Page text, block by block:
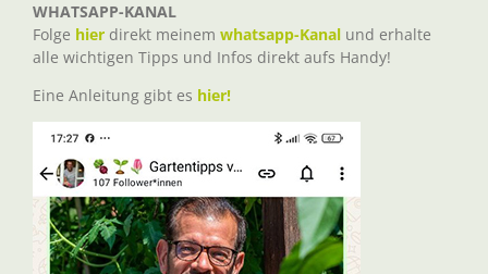
WHATSAPP-KANAL
Folge hier direkt meinem whatsapp-Kanal und erhalte
alle wichtigen Tipps und Infos direkt aufs Handy!
Eine Anleitung gibt es hier!